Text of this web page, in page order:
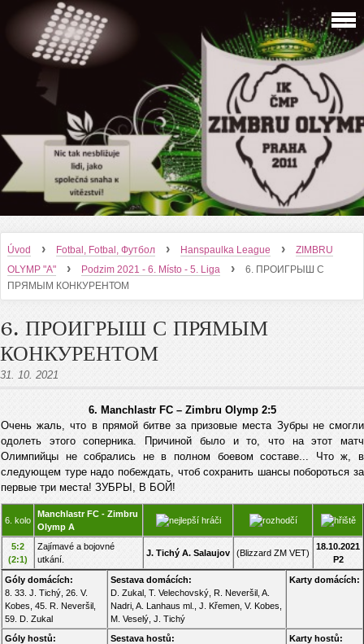
Úvod › Fotbal, Fotbal, Футбол › Hanspaulka League ›
ZIMBRU
OLYMP "A"
› Podzim 2021 - 6. Místo - 5. Liga ›
6. ПРОИГРЫШ С
ПРЯМЫМ КОНКУРЕНТОМ
6. ПРОИГРЫШ С ПРЯМЫМ
КОНКУРЕНТОМ
31. 10. 2021
6. Manchlastr FC – Zimbru Olymp 2:5
Очень жаль, что в прямой битве за призовые места Зубры не смогли
одолеть этого соперника. Причиной было и то, что на этот матч
Олимпийцы не собрались нe в полном боевом составе... Что ж, в
следующем туре надо побеждать, чтоб сохранить шансы побороться за
первые три места! ЗУБРЫ, В БОЙ!
6. kolo
Manchlastr FC - Zimbru
Olymp A
5:2
(2:1)
Zajímavé a bojovné
utkání.
J. Tichý A. Salaujov (Blizzard ZM VET)
18.10.2021
P2
Góly domácích:
8. 33. J. Tichý, 26. V.
Kobes, 45. R. Neveršil,
59. D. Zukal
Sestava domácích:
D. Zukal, T. Velechovský, R. Neveršil, A.
Nadri, A. Lanhaus ml., J. Křemen, V. Kobes,
M. Veselý, J. Tichý
Karty domácích:
Góly hostů:
Sestava hostů:
Karty hostů: